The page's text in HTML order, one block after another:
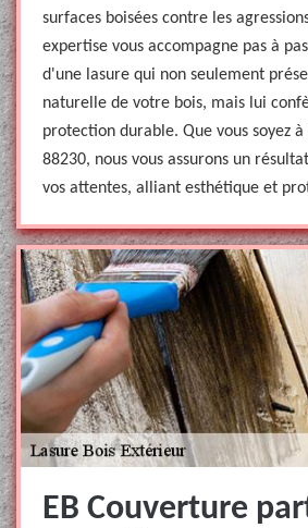
surfaces boisées contre les
expertise vous accompagne pas à
d'une lasure qui non seulement
naturelle de votre bois, mais lui
protection durable. Que vous soyez à
88230, nous vous assurons un
vos attentes, alliant esthétique et
EB Couverture